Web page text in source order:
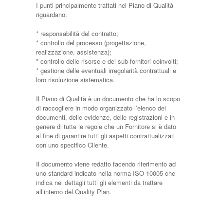
I punti principalmente trattati nel Piano di Qualità
riguardano:
* responsabilità del contratto;
* controllo del processo (progettazione,
realizzazione, assistenza);
* controllo delle risorse e dei sub-fornitori coinvolti;
* gestione delle eventuali irregolarità contrattuali e
loro risoluzione sistematica.
Il Piano di Qualità è un documento che ha lo scopo
di raccogliere in modo organizzato l’elenco dei
documenti, delle evidenze, delle registrazioni e in
genere di tutte le regole che un Fornitore si è dato
al fine di garantire tutti gli aspetti contrattualizzati
con uno specifico Cliente.
Il documento viene redatto facendo riferimento ad
uno standard indicato nella norma ISO 10005 che
indica nei dettagli tutti gli elementi da trattare
all’interno del Quality Plan.